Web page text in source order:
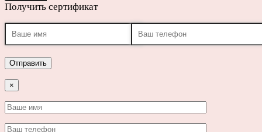
Получить сертификат
×